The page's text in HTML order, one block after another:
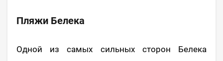
Пляжи Белека
Одной из самых сильных сторон Белека